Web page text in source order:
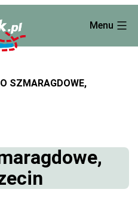
Menu
SZMARAGDOWE,